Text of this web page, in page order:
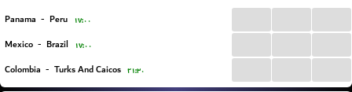
Panama - Peru ۱۷:۰۰
Mexico - Brazil ۱۷:۰۰
Colombia - Turks And Caicos ۲۱:۳۰